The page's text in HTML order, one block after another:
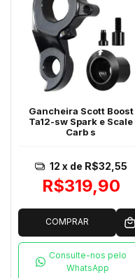
Gancheira Scott Boost
Ta12-sw Spark e Scale
Carb s
R$319,90
12 x de R$32,55
COMPRAR
Consulte-nos pelo
WhatsApp